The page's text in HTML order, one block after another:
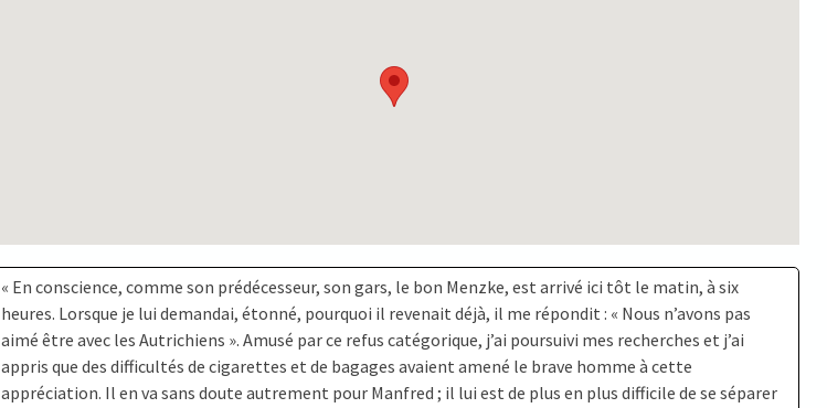
« En conscience, comme son prédécesseur, son gars, le bon Menzke, est arrivé ici tôt le matin, à six
heures. Lorsque je lui demandai, étonné, pourquoi il revenait déjà, il me répondit : « Nous n’avons pas
aimé être avec les Autrichiens ». Amusé par ce refus catégorique, j’ai poursuivi mes recherches et j’ai
appris que des difficultés de cigarettes et de bagages avaient amené le brave homme à cette
appréciation. Il en va sans doute autrement pour Manfred ; il lui est de plus en plus difficile de se séparer